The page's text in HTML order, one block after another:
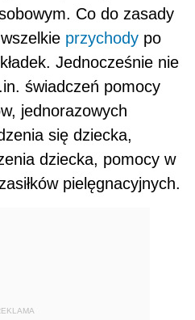
Co do zasady
przychody po
Jednocześnie nie
świadczeń pomocy
jednorazowych
się dziecka,
dziecka, pomocy w
pielęgnacyjnych.